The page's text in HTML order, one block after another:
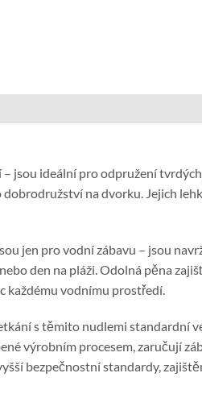
jsou ideální pro odpružení
na dvorku. Jejich
jen pro vodní zábavu – jsou
den na pláži. Odolná pěna
každému vodnímu prostředí.
s těmito nudlemi standardní
výrobním procesem, zaručují
bezpečnostní standardy,